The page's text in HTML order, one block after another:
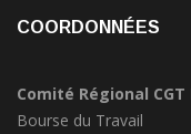
COORDONNÉES
Comité Régional
Bourse du Travail